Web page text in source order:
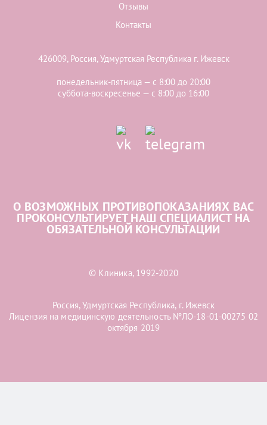
Отзывы
Контакты
426009, Россия, Удмуртская Республика г. Ижевск
понедельник-пятница — с 8:00 до 20:00
суббота-воскресенье — с 8:00 до 16:00
О ВОЗМОЖНЫХ ПРОТИВОПОКАЗАНИЯХ ВАС
ПРОКОНСУЛЬТИРУЕТ НАШ СПЕЦИАЛИСТ НА
ОБЯЗАТЕЛЬНОЙ КОНСУЛЬТАЦИИ
© Клиника, 1992-2020
Россия, Удмуртская Республика, г. Ижевск
Лицензия на медицинскую деятельность №ЛО-18-01-00275 02
октября 2019